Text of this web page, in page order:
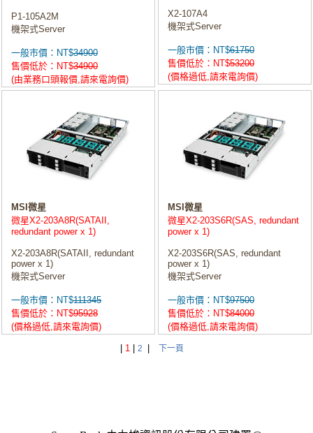
P1-105A2M
機架式Server
一般市價：NT$34900
售價低於：NT$34900
(由業務口頭報價,請來電詢價)
X2-107A4
機架式Server
一般市價：NT$61750
售價低於：NT$53200
(價格過低,請來電詢價)
MSI微星
微星X2-203A8R(SATAII,
redundant power x 1)
X2-203A8R(SATAII, redundant
power x 1)
機架式Server
一般市價：NT$111345
售價低於：NT$95928
(價格過低,請來電詢價)
MSI微星
微星X2-203S6R(SAS, redundant
power x 1)
X2-203S6R(SAS, redundant
power x 1)
機架式Server
一般市價：NT$97500
售價低於：NT$84000
(價格過低,請來電詢價)
1 2 下一頁